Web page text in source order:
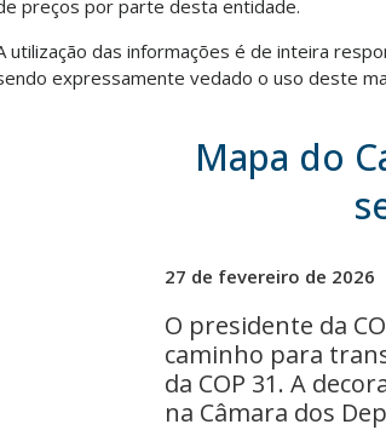
preços por parte desta entidade.
utilização das informações é de inteira
expressamente vedado o uso deste
Mapa do
27 de fevereiro de 2026
O presidente da
caminho para
da COP 31. A
na Câmara dos